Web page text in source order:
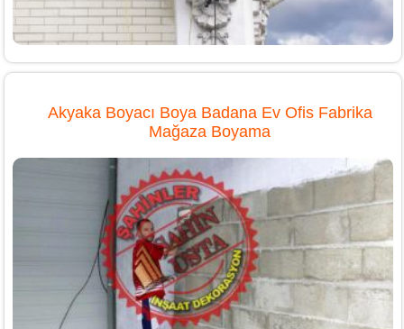
Akyaka Boyacı Boya Badana Ev Ofis Fabrika
Mağaza Boyama